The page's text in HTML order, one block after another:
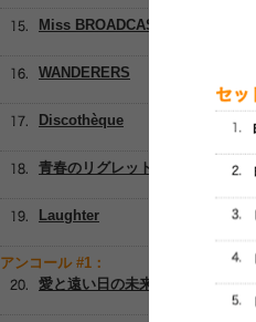
Miss BROADCAST
WANDERERS
Discothèque
青春のリグレット
Laughter
アンコール #1：
愛と遠い日の未来へ